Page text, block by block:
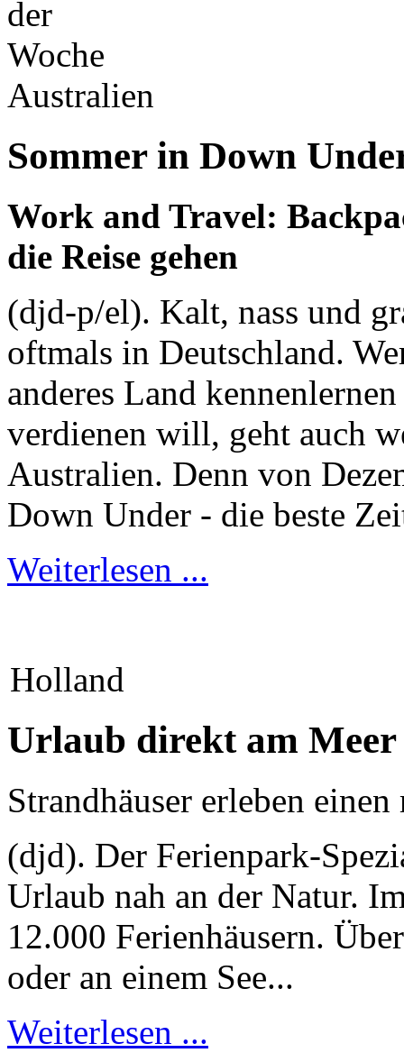
Australien
Sommer in Down
Work and Travel:
die Reise gehen
(djd-p/el). Kalt, nass und
oftmals in Deutschland.
anderes Land
verdienen will, geht auch
Australien. Denn von
Down Under - die beste
Weiterlesen ...
Holland
Urlaub direkt am Meer
Strandhäuser erleben
(djd). Der Ferienpark-
Urlaub nah an der Natur.
12.000 Ferienhäusern.
oder an einem See...
Weiterlesen ...